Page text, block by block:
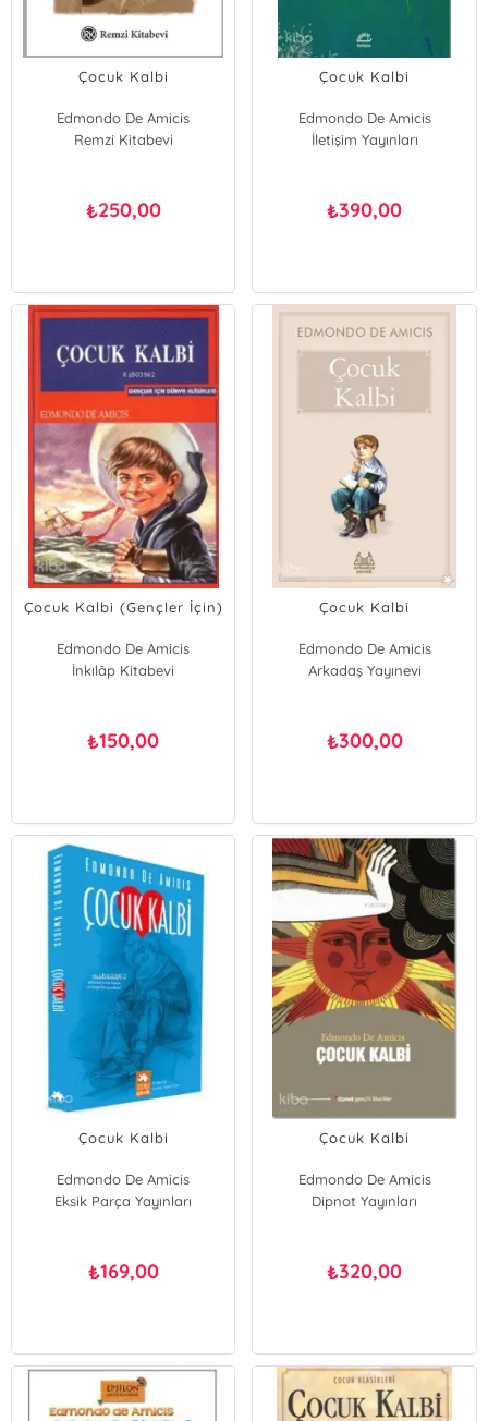
Çocuk Kalbi
Edmondo De Amicis
Remzi Kitabevi
₺250,00
Çocuk Kalbi
Edmondo De Amicis
İletişim Yayınları
₺390,00
Çocuk Kalbi (Gençler İçin)
Edmondo De Amicis
İnkılâp Kitabevi
₺150,00
Çocuk Kalbi
Edmondo De Amicis
Arkadaş Yayınevi
₺300,00
Çocuk Kalbi
Edmondo De Amicis
Eksik Parça Yayınları
₺169,00
Çocuk Kalbi
Edmondo De Amicis
Dipnot Yayınları
₺320,00